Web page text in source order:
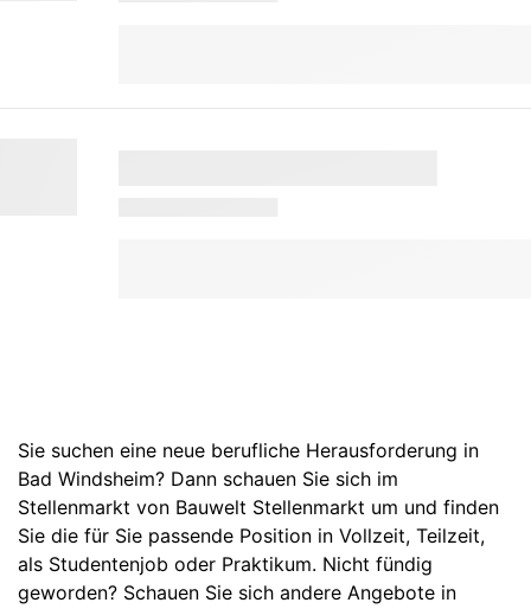
Sie suchen eine neue berufliche Herausforderung in
Bad Windsheim? Dann schauen Sie sich im
Stellenmarkt von Bauwelt Stellenmarkt um und finden
Sie die für Sie passende Position in Vollzeit, Teilzeit,
als Studentenjob oder Praktikum. Nicht fündig
geworden? Schauen Sie sich andere Angebote in